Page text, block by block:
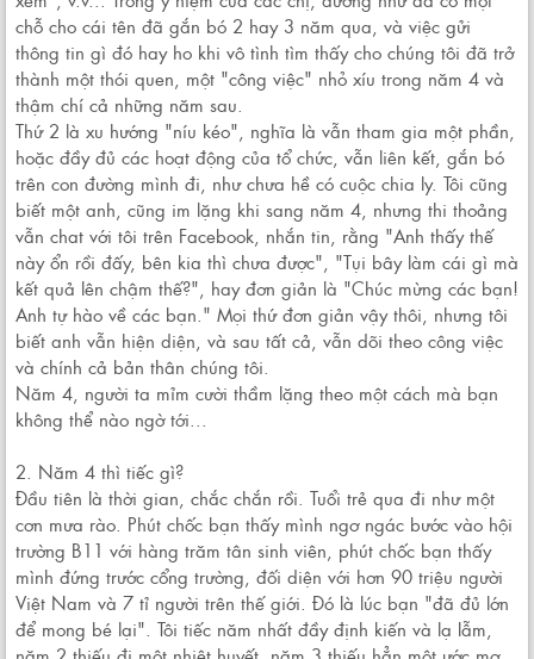
chỗ cho cái tên đã gắn bó 2 hay 3 năm qua, và việc gửi
thông tin gì đó hay ho khi vô tình tìm thấy cho chúng tôi đã trở
thành một thói quen, một "công việc" nhỏ xíu trong năm 4 và
thậm chí cả những năm sau.
Thứ 2 là xu hướng "níu kéo", nghĩa là vẫn tham gia một phần,
hoặc đầy đủ các hoạt động của tổ chức, vẫn liên kết, gắn bó
trên con đường mình đi, như chưa hề có cuộc chia ly. Tôi cũng
biết một anh, cũng im lặng khi sang năm 4, nhưng thi thoảng
vẫn chat với tôi trên Facebook, nhắn tin, rằng "Anh thấy thế
này ổn rồi đấy, bên kia thì chưa được", "Tụi bây làm cái gì mà
kết quả lên chậm thế?", hay đơn giản là "Chúc mừng các bạn!
Anh tự hào về các bạn." Mọi thứ đơn giản vậy thôi, nhưng tôi
biết anh vẫn hiện diện, và sau tất cả, vẫn dõi theo công việc
và chính cả bản thân chúng tôi.
Năm 4, người ta mỉm cười thầm lặng theo một cách mà bạn
không thể nào ngờ tới...
2. Năm 4 thì tiếc gì?
Đầu tiên là thời gian, chắc chắn rồi. Tuổi trẻ qua đi như một
cơn mưa rào. Phút chốc bạn thấy mình ngơ ngác bước vào hội
trường B11 với hàng trăm tân sinh viên, phút chốc bạn thấy
mình đứng trước cổng trường, đối diện với hơn 90 triệu người
Việt Nam và 7 tỉ người trên thế giới. Đó là lúc bạn "đã đủ lớn
để mong bé lại". Tôi tiếc năm nhất đầy định kiến và lạ lẫm,